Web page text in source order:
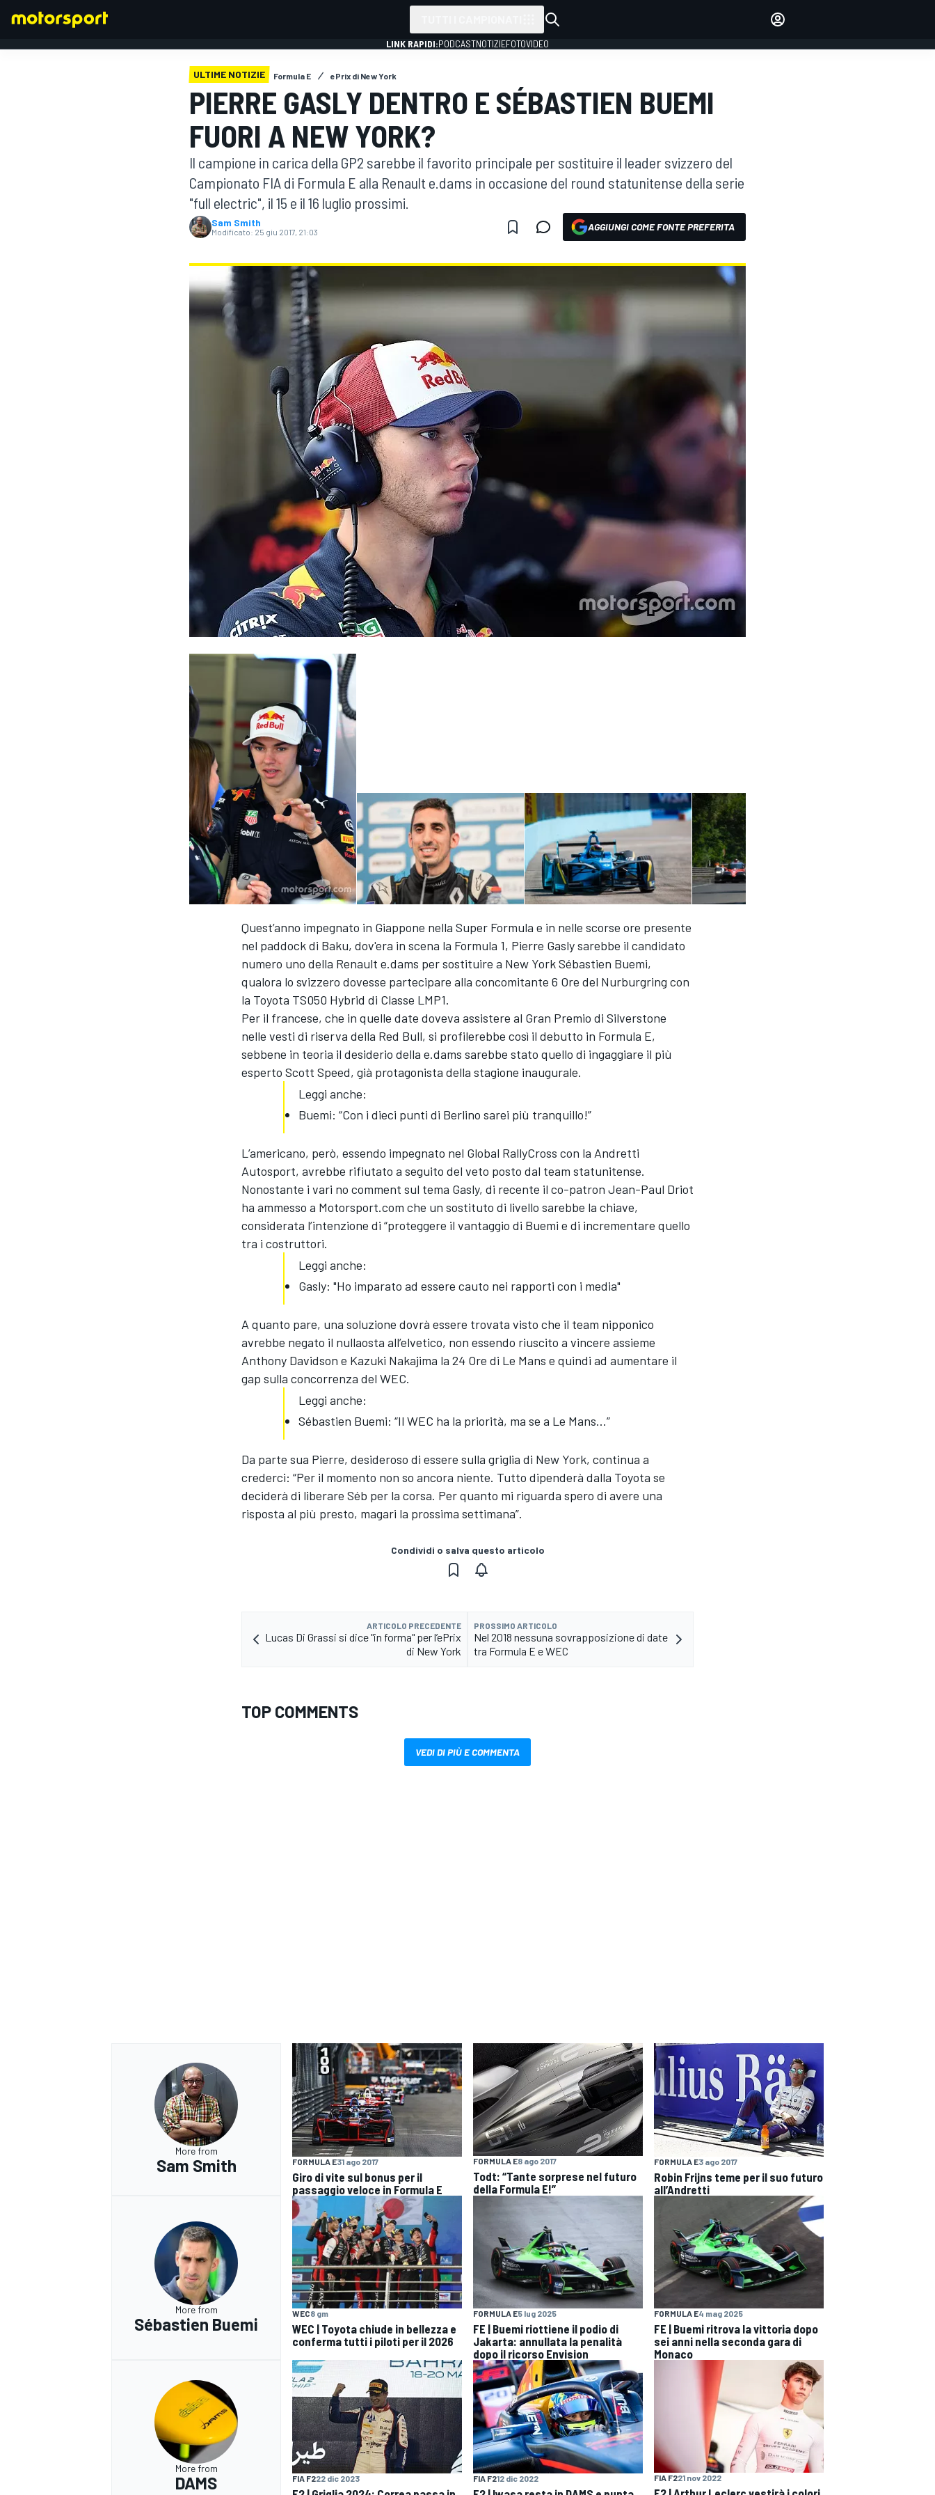
ACCEDI
LINK RAPIDI:PODCASTNOTIZIEFOTOVIDEO
ULTIME NOTIZIE Formula E ePrix di New York
PIERRE GASLY DENTRO E SÉBASTIEN BUEMI
FUORI A NEW YORK?
Il campione in carica della GP2 sarebbe il favorito principale per sostituire il leader svizzero del
Campionato FIA di Formula E alla Renault e.dams in occasione del round statunitense della serie
"full electric", il 15 e il 16 luglio prossimi.
Sam Smith
Modificato: 25 giu 2017, 21:03 AGGIUNGI COME FONTE PREFERITA
Quest’anno impegnato in Giappone nella Super Formula e in nelle scorse ore presente
nel paddock di Baku, dov'era in scena la Formula 1, Pierre Gasly sarebbe il candidato
numero uno della Renault e.dams per sostituire a New York Sébastien Buemi,
qualora lo svizzero dovesse partecipare alla concomitante 6 Ore del Nurburgring con
la Toyota TS050 Hybrid di Classe LMP1.
Per il francese, che in quelle date doveva assistere al Gran Premio di Silverstone
nelle vesti di riserva della Red Bull, si profilerebbe così il debutto in Formula E,
sebbene in teoria il desiderio della e.dams sarebbe stato quello di ingaggiare il più
esperto Scott Speed, già protagonista della stagione inaugurale.
Leggi anche:
Buemi: “Con i dieci punti di Berlino sarei più tranquillo!”
L’americano, però, essendo impegnato nel Global RallyCross con la Andretti
Autosport, avrebbe rifiutato a seguito del veto posto dal team statunitense.
Nonostante i vari no comment sul tema Gasly, di recente il co-patron Jean-Paul Driot
ha ammesso a Motorsport.com che un sostituto di livello sarebbe la chiave,
considerata l’intenzione di “proteggere il vantaggio di Buemi e di incrementare quello
tra i costruttori.
Leggi anche:
Gasly: "Ho imparato ad essere cauto nei rapporti con i media"
A quanto pare, una soluzione dovrà essere trovata visto che il team nipponico
avrebbe negato il nullaosta all’elvetico, non essendo riuscito a vincere assieme
Anthony Davidson e Kazuki Nakajima la 24 Ore di Le Mans e quindi ad aumentare il
gap sulla concorrenza del WEC.
Leggi anche:
Sébastien Buemi: “Il WEC ha la priorità, ma se a Le Mans…”
Da parte sua Pierre, desideroso di essere sulla griglia di New York, continua a
crederci: “Per il momento non so ancora niente. Tutto dipenderà dalla Toyota se
deciderà di liberare Séb per la corsa. Per quanto mi riguarda spero di avere una
risposta al più presto, magari la prossima settimana”.
Condividi o salva questo articolo
ARTICOLO PRECEDENTE
Lucas Di Grassi si dice "in forma" per l’ePrix
di New York
PROSSIMO ARTICOLO
Nel 2018 nessuna sovrapposizione di date
tra Formula E e WEC
TOP COMMENTS
VEDI DI PIÙ E COMMENTA
More from
Sam Smith FORMULA E31 ago 2017
Giro di vite sul bonus per il
passaggio veloce in Formula E
FORMULA E8 ago 2017
Todt: “Tante sorprese nel futuro
della Formula E!”
FORMULA E3 ago 2017
Robin Frijns teme per il suo futuro
all’Andretti
More from
Sébastien Buemi
WEC8 gm
WEC | Toyota chiude in bellezza e
conferma tutti i piloti per il 2026
FORMULA E5 lug 2025
FE | Buemi riottiene il podio di
Jakarta: annullata la penalità
dopo il ricorso Envision
FORMULA E4 mag 2025
FE | Buemi ritrova la vittoria dopo
sei anni nella seconda gara di
Monaco
More from
DAMS FIA F222 dic 2023 FIA F212 dic 2022 FIA F221 nov 2022